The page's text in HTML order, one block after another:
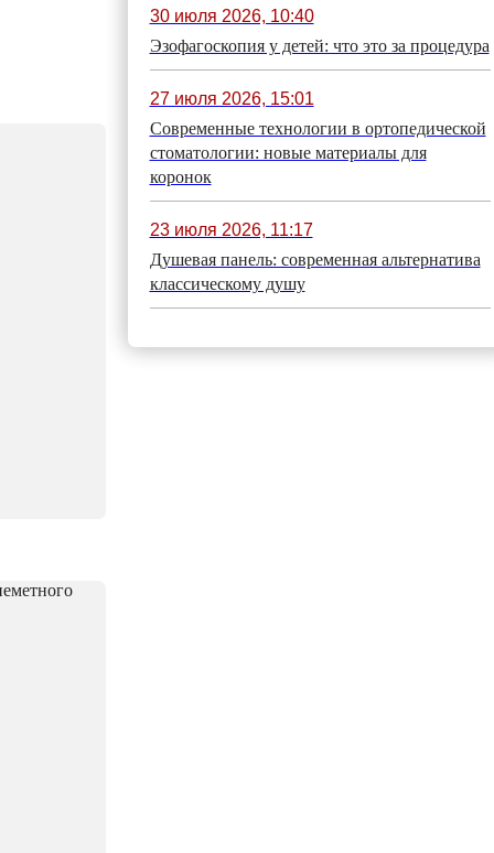
30 июля 2026, 10:40
Эзофагоскопия у детей: что это за процедура
27 июля 2026, 15:01
Современные технологии в ортопедической
стоматологии: новые материалы для
коронок
23 июля 2026, 11:17
Душевая панель: современная альтернатива
классическому душу